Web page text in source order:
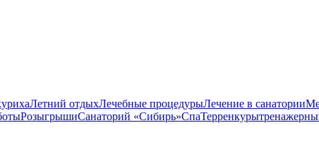
Летний отдыхЛечебные процедурыЛечение в санатории
РозыгрышиСанаторий «Сибирь»СпаТерренкуры